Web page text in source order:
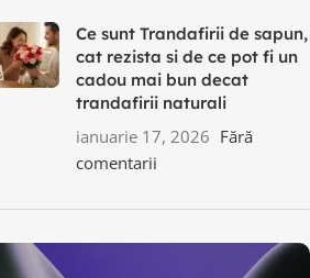
Ce sunt Trandafirii de sapun,
cat rezista si de ce pot fi un
cadou mai bun decat
trandafirii naturali
ianuarie 17, 2026 Fără
comentarii